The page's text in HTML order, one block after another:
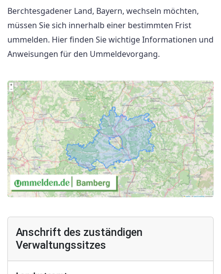
Berchtesgadener Land, Bayern, wechseln möchten,
müssen Sie sich innerhalb einer bestimmten Frist
ummelden. Hier finden Sie wichtige Informationen und
Anweisungen für den Ummeldevorgang.
Anschrift des zuständigen
Verwaltungssitzes